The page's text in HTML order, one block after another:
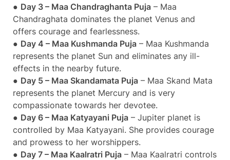
● Day 3 – Maa Chandraghanta Puja – Maa
Chandraghata dominates the planet Venus and
offers courage and fearlessness.
● Day 4 – Maa Kushmanda Puja – Maa Kushmanda
represents the planet Sun and eliminates any ill-
effects in the nearby future.
● Day 5 – Maa Skandamata Puja – Maa Skand Mata
represents the planet Mercury and is very
compassionate towards her devotee.
● Day 6 – Maa Katyayani Puja – Jupiter planet is
controlled by Maa Katyayani. She provides courage
and prowess to her worshippers.
● Day 7 – Maa Kaalratri Puja – Maa Kaalratri controls